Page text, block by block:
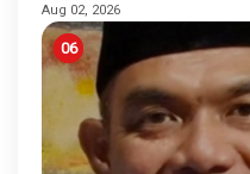
Aug 02, 2026